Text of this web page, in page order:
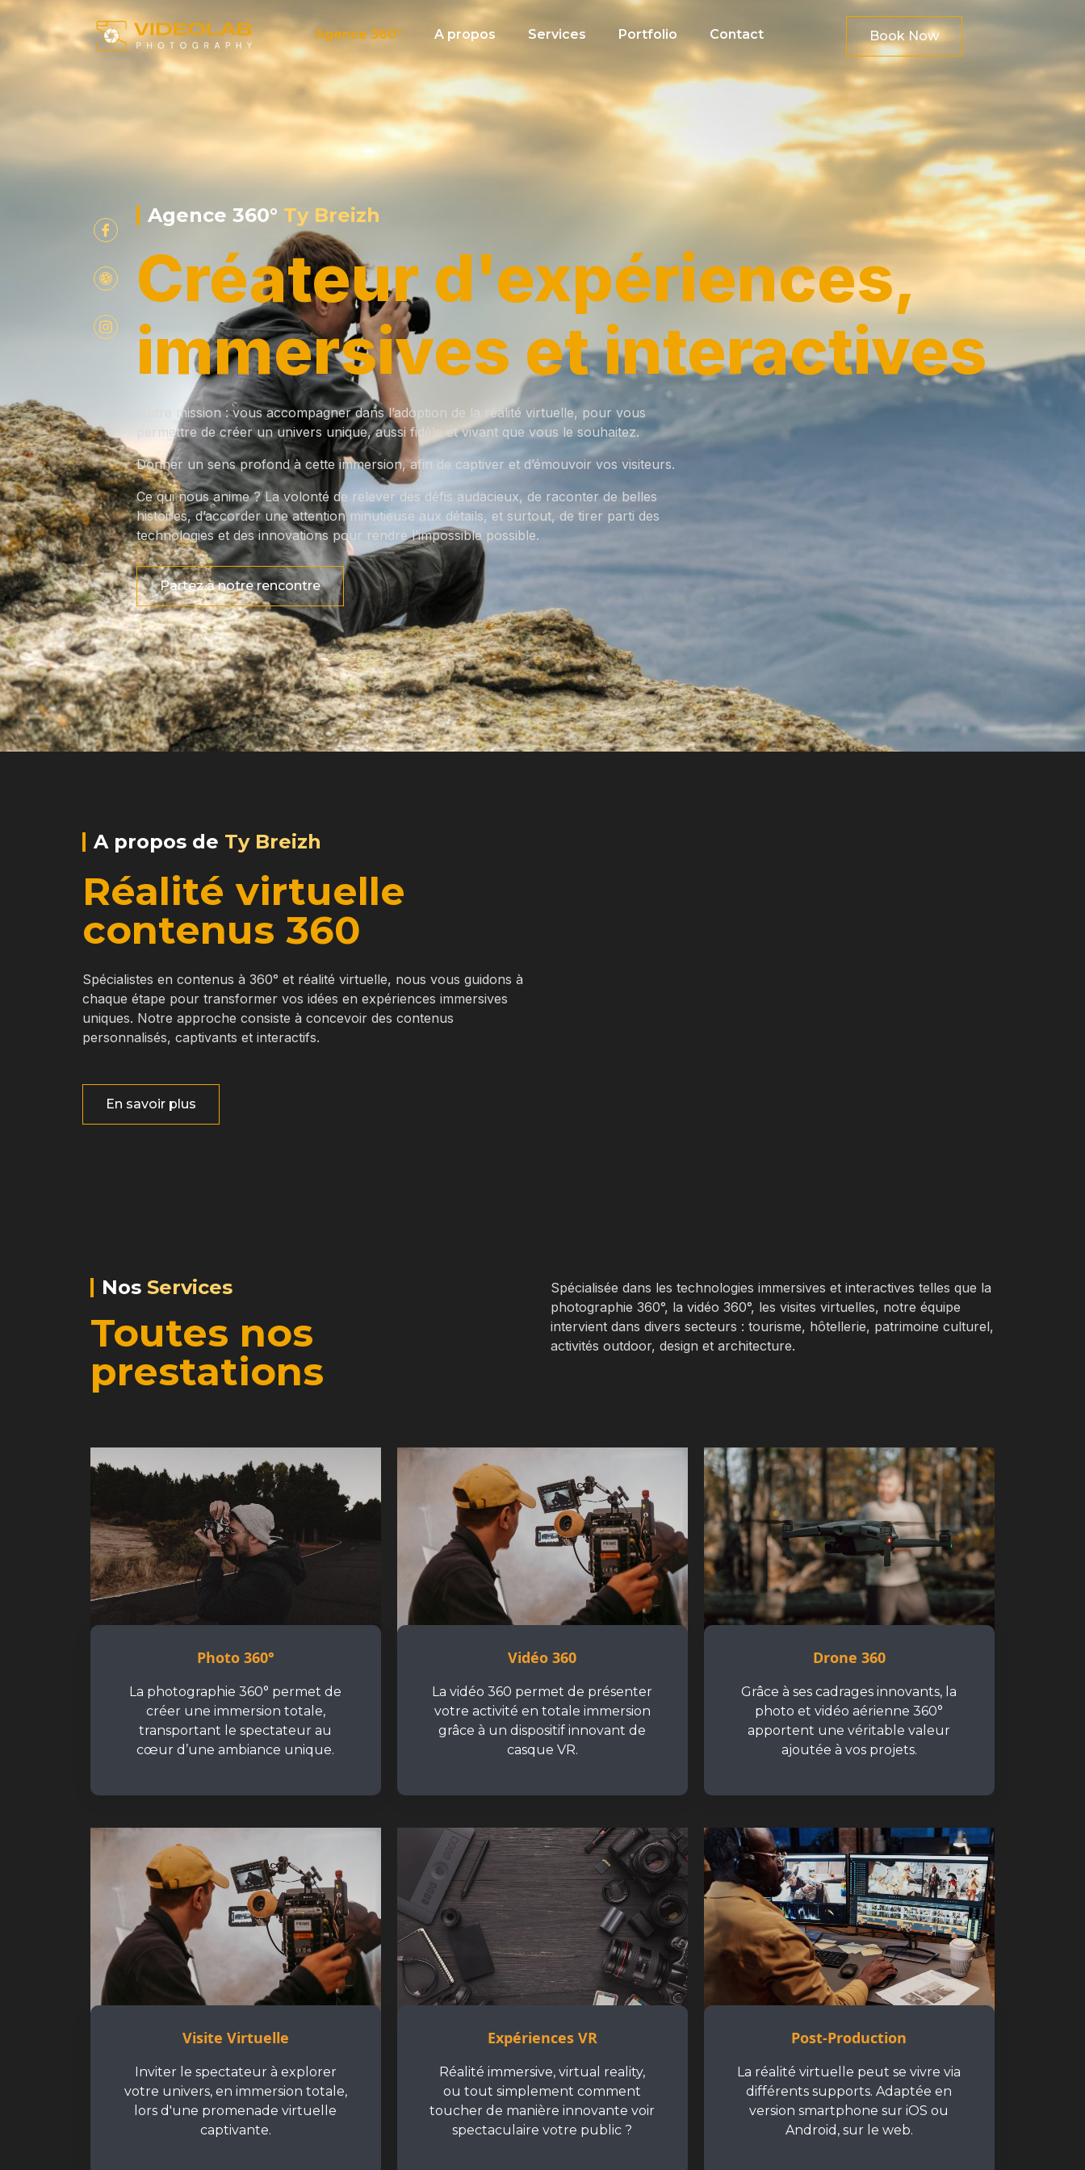
Agence 360° A propos Services Portfolio Contact Book Now
Agence 360° Ty Breizh
Créateur d'expériences,
immersives et interactives
Notre mission : vous accompagner dans l’adoption de la réalité virtuelle, pour vous
permettre de créer un univers unique, aussi fidèle et vivant que vous le souhaitez.
Donner un sens profond à cette immersion, afin de captiver et d’émouvoir vos visiteurs.
Ce qui nous anime ? La volonté de relever des défis audacieux, de raconter de belles
histoires, d’accorder une attention minutieuse aux détails, et surtout, de tirer parti des
technologies et des innovations pour rendre l’impossible possible.
Partez à notre rencontre
A propos de Ty Breizh
Réalité virtuelle
contenus 360
Spécialistes en contenus à 360° et réalité virtuelle, nous vous guidons à
chaque étape pour transformer vos idées en expériences immersives
uniques. Notre approche consiste à concevoir des contenus
personnalisés, captivants et interactifs.
En savoir plus
Nos Services
Toutes nos
prestations
Spécialisée dans les technologies immersives et interactives telles que la
photographie 360°, la vidéo 360°, les visites virtuelles, notre équipe
intervient dans divers secteurs : tourisme, hôtellerie, patrimoine culturel,
activités outdoor, design et architecture.
Photo 360°
La photographie 360° permet de
créer une immersion totale,
transportant le spectateur au
cœur d’une ambiance unique.
Vidéo 360
La vidéo 360 permet de présenter
votre activité en totale immersion
grâce à un dispositif innovant de
casque VR.
Drone 360
Grâce à ses cadrages innovants, la
photo et vidéo aérienne 360°
apportent une véritable valeur
ajoutée à vos projets.
Visite Virtuelle
Inviter le spectateur à explorer
votre univers, en immersion totale,
lors d'une promenade virtuelle
captivante.
Expériences VR
Réalité immersive, virtual reality,
ou tout simplement comment
toucher de manière innovante voir
spectaculaire votre public ?
Post-Production
La réalité virtuelle peut se vivre via
différents supports. Adaptée en
version smartphone sur iOS ou
Android, sur le web.